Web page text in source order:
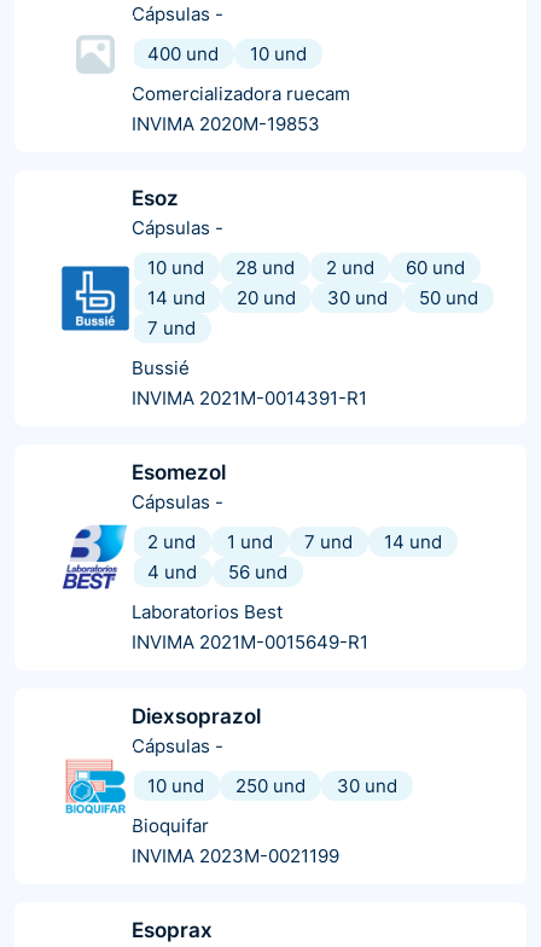
Cápsulas -
400 und
10 und
Comercializadora ruecam
INVIMA 2020M-19853
Esoz
Cápsulas -
10 und
28 und 2 und
60 und
14 und
20 und 30 und
50 und
7 und
Bussié
INVIMA 2021M-0014391-R1
Esomezol
Cápsulas -
2 und
1 und 7 und
14 und
4 und
56 und
Laboratorios Best
INVIMA 2021M-0015649-R1
Diexsoprazol
Cápsulas -
10 und
250 und
30 und
Bioquifar
INVIMA 2023M-0021199
Esoprax